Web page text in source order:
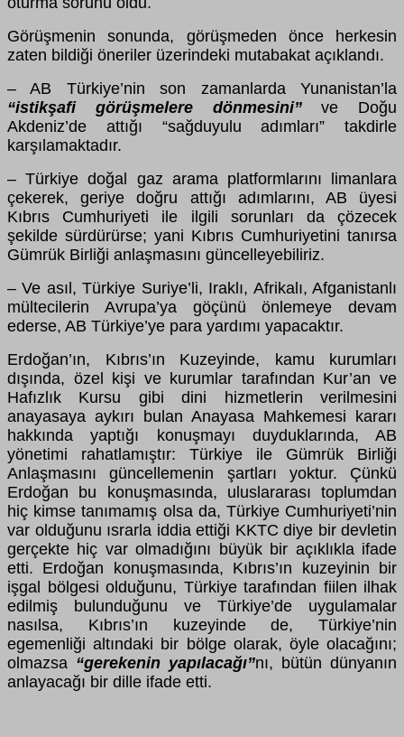
Görüşmenin sonunda, görüşmeden önce herkesin
zaten bildiği öneriler üzerindeki mutabakat açıklandı.
– AB Türkiye’nin son zamanlarda Yunanistan’la
“istikşafi görüşmelere dönmesini”
ve Doğu
Akdeniz’de attığı “sağduyulu adımları” takdirle
karşılamaktadır.
– Türkiye doğal gaz arama platformlarını limanlara
çekerek, geriye doğru attığı adımlarını, AB üyesi
Kıbrıs Cumhuriyeti ile ilgili sorunları da çözecek
şekilde sürdürürse; yani Kıbrıs Cumhuriyetini tanırsa
Gümrük Birliği anlaşmasını güncelleyebiliriz.
– Ve asıl, Türkiye Suriye’li, Iraklı, Afrikalı, Afganistanlı
mü ltecilerin Avrupa’ya göçünü önlemeye devam
ederse, AB Türkiye’ye para yardımı yapacaktır.
Erdoğan’ın, Kıbrıs’ın Kuzeyinde, kamu kurumları
dışında, özel kişi ve kurumlar tarafından Kur’an ve
Hafızlık Kursu gibi dini hizmetlerin verilmesini
anayasaya aykırı bulan Anayasa Mahkemesi kararı
hakkında yaptığı konuşmayı duyduklarında, AB
yönetimi rahatlamıştır: Türkiye ile Gümrük Birliği
Anlaşmasını güncellemenin şartları yoktur. Çünkü
Erdoğan bu konuşmasında, uluslararası toplumdan
hiç kimse tanımamış olsa da, Türkiye Cumhuriyeti’nin
var olduğunu ısrarla iddia ettiği KKTC diye bir devletin
gerçekte hiç var olmadığını büyük bir açıklıkla ifade
etti. Erdoğan konuşmasında, Kıbrıs’ın kuzeyinin bir
işgal bölgesi olduğunu, Türkiye tarafından fiilen ilhak
edilmiş bulunduğunu ve Türkiye’de uygulamalar
nasılsa, Kıbrıs’ın kuzeyinde de, Türkiye’nin
egemenliği altındaki bir bölge olarak, öyle olacağını;
olmazsa “gerekenin yapılacağı”nı, bütün dünyanın
anlayacağı bir dille ifade etti.